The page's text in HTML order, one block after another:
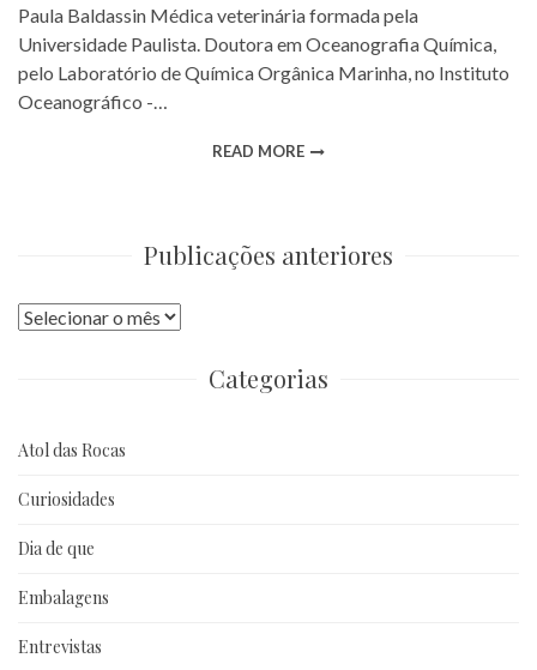
Paula Baldassin Médica veterinária formada pela
Universidade Paulista. Doutora em Oceanografia Química,
pelo Laboratório de Química Orgânica Marinha, no Instituto
Oceanográfico -…
READ MORE
Publicações anteriores
Publicações
Categorias
Atol das Rocas
Curiosidades
Dia de que
Embalagens
Entrevistas